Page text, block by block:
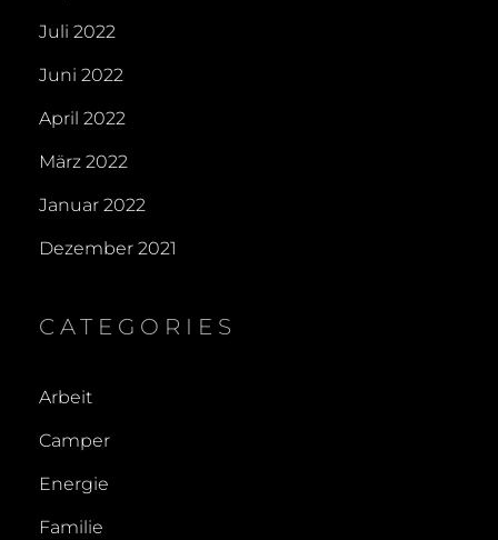
Juli 2022
Juni 2022
April 2022
März 2022
Januar 2022
Dezember 2021
CATEGORIES
Arbeit
Camper
Energie
Familie